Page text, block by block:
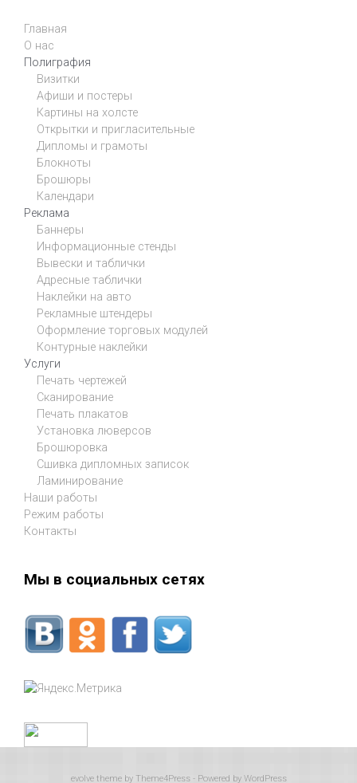
Главная
О нас
Полиграфия
Визитки
Афиши и постеры
Картины на холсте
Открытки и пригласительные
Дипломы и грамоты
Блокноты
Брошюры
Календари
Реклама
Баннеры
Информационные стенды
Вывески и таблички
Адресные таблички
Наклейки на авто
Рекламные штендеры
Оформление торговых модулей
Контурные наклейки
Услуги
Печать чертежей
Сканирование
Печать плакатов
Установка люверсов
Брошюровка
Сшивка дипломных записок
Ламинирование
Наши работы
Режим работы
Контакты
Мы в социальных сетях
evolvetheme by Theme4Press - Powered by WordPress